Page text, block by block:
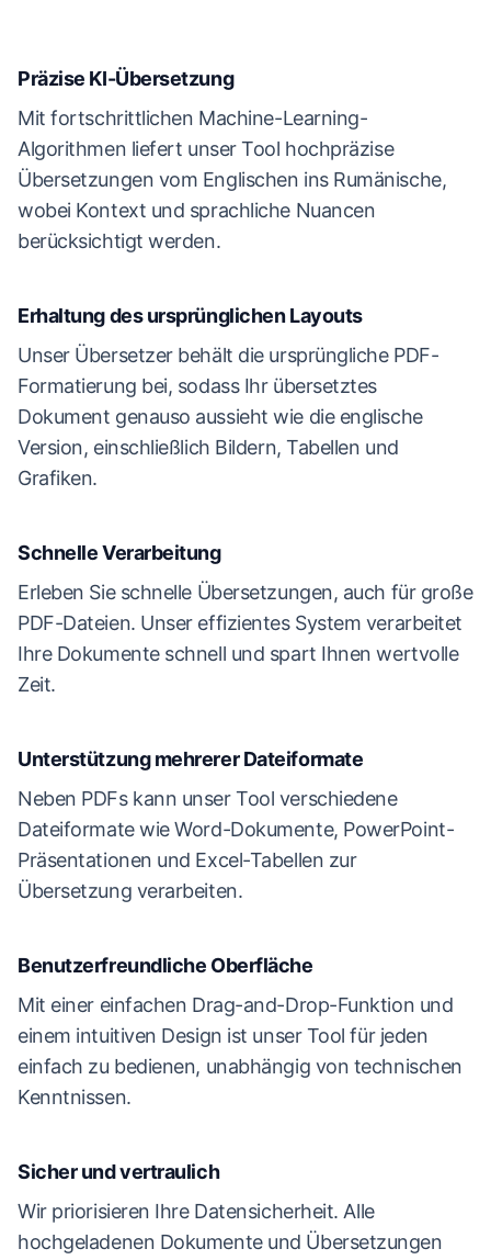
Präzise KI-Übersetzung
Mit fortschrittlichen Machine-Learning-
Algorithmen liefert unser Tool hochpräzise
Übersetzungen vom Englischen ins Rumänische,
wobei Kontext und sprachliche Nuancen
berücksichtigt werden.
Erhaltung des ursprünglichen Layouts
Unser Übersetzer behält die ursprüngliche PDF-
Formatierung bei, sodass Ihr übersetztes
Dokument genauso aussieht wie die englische
Version, einschließlich Bildern, Tabellen und
Grafiken.
Schnelle Verarbeitung
Erleben Sie schnelle Übersetzungen, auch für große
PDF-Dateien. Unser effizientes System verarbeitet
Ihre Dokumente schnell und spart Ihnen wertvolle
Zeit.
Unterstützung mehrerer Dateiformate
Neben PDFs kann unser Tool verschiedene
Dateiformate wie Word-Dokumente, PowerPoint-
Präsentationen und Excel-Tabellen zur
Übersetzung verarbeiten.
Benutzerfreundliche Oberfläche
Mit einer einfachen Drag-and-Drop-Funktion und
einem intuitiven Design ist unser Tool für jeden
einfach zu bedienen, unabhängig von technischen
Kenntnissen.
Sicher und vertraulich
Wir priorisieren Ihre Datensicherheit. Alle
hochgeladenen Dokumente und Übersetzungen